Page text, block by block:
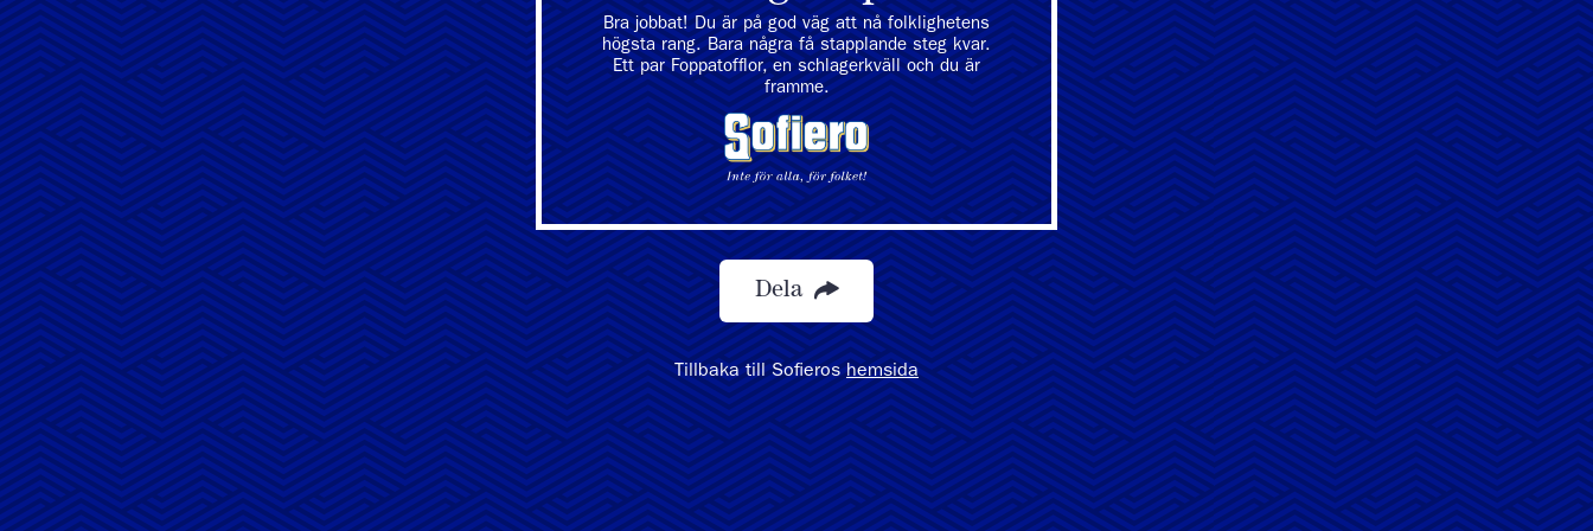
Bra jobbat! Du är på god väg att nå folklighetens
högsta rang. Bara några få stapplande steg kvar.
Ett par Foppatofflor, en schlagerkväll och du är
framme.
Dela
Tillbaka till Sofieroshemsida